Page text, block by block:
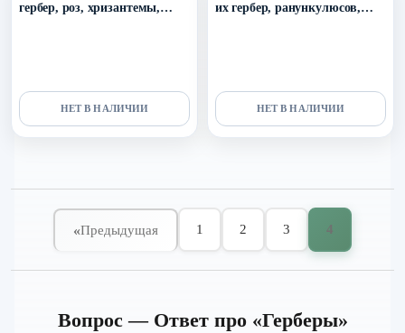
гербер, роз, хризантемы,
НЕТ В НАЛИЧИИ
их гербер, ранункулюсов,
НЕТ В НАЛИЧИИ
«Предыдущая 1 2 3 4
Вопрос — Ответ про «Герберы»